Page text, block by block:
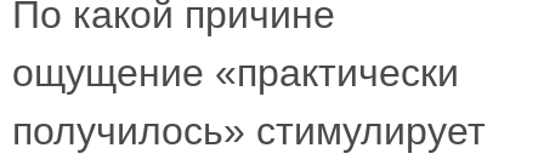
По какой причине
ощущение «практически
получилось» стимулирует